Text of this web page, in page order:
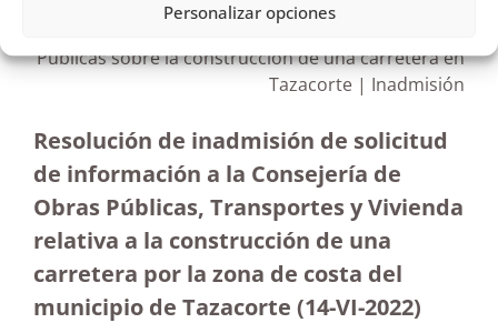
Personalizar opciones
Solicitud de información a la Consejería de Obras
Públicas sobre la construcción de una carretera en
Tazacorte | Inadmisión
Resolución de inadmisión de solicitud
de información a la Consejería de
Obras Públicas, Transportes y Vivienda
relativa a la construcción de una
carretera por la zona de costa del
municipio de Tazacorte (14-VI-2022)